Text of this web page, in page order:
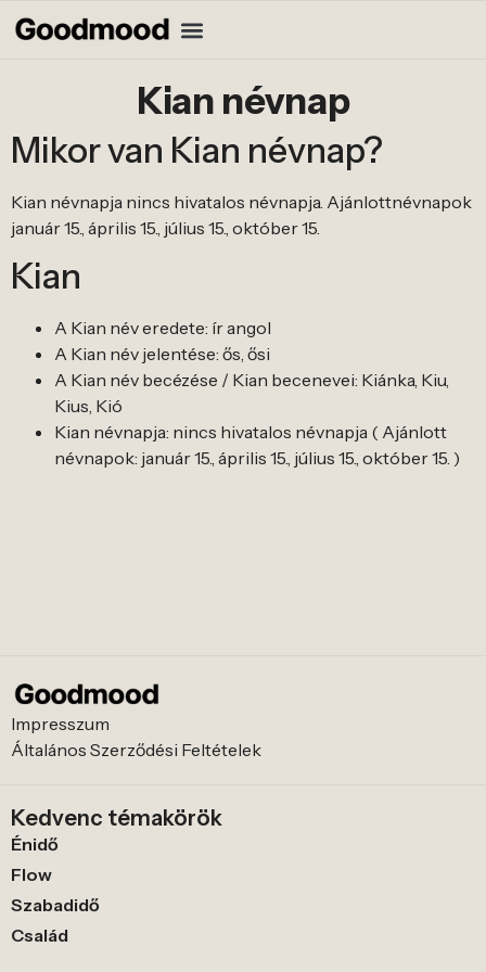
Kian névnap
Mikor van Kian névnap?
Kian névnapja nincs hivatalos névnapja. Ajánlottnévnapok
január 15., április 15., július 15., október 15.
Kian
A Kian név eredete: ír angol
A Kian név jelentése: ős, ősi
A Kian név becézése / Kian becenevei: Kiánka, Kiu,
Kius, Kió
Kian névnapja: nincs hivatalos névnapja ( Ajánlott
névnapok: január 15., április 15., július 15., október 15. )
Impresszum
Általános Szerződési Feltételek
Kedvenc témakörök
Énidő
Flow
Szabadidő
Család